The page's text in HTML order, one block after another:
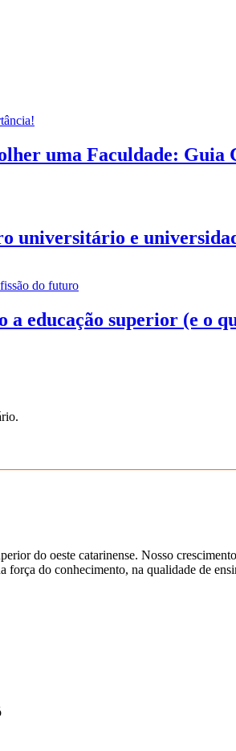
uma Faculdade: Guia
universitário e
a educação superior (e o
do oeste catarinense. Nosso
força do conhecimento, na qualidade de